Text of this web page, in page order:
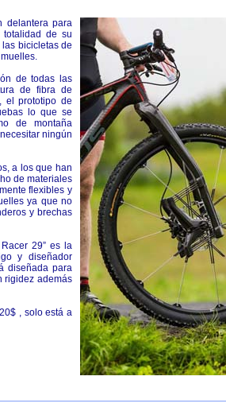
delantera para
de su
bicicletas de
de todas las
de fibra de
el prototipo de
lo que se
de montaña
ningún
a los que han
de materiales
flexibles y
ya que no
y brechas
29” es la
y diseñador
diseñada para
rigidez además
, solo está a